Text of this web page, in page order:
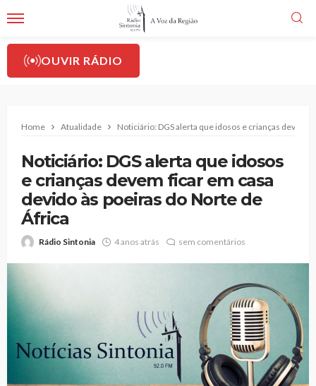
OUVIR RÁDIO
Home Atualidade Noticiário: DGS alerta que idosos e crianças devem
Noticiário: DGS alerta que idosos
e crianças devem ficar em casa
devido às poeiras do Norte de
África
Rádio Sintonia 4 anos atrás sem comentários